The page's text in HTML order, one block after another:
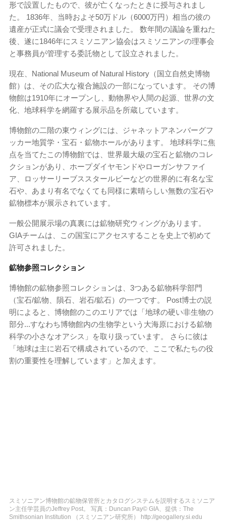
形で設置したもので、彼が亡くなったときに授与されまし
た。 1836年、当時およそ50万ドル（6000万円）相当の彼の
遺産が正式に議会で受理されました。 数年間の議論を重ねた
後、遂に1846年にスミソニアン協会はスミソニアンの理事会
と事務員が管理する委託物として設立されました。
現在、National Museum of Natural History（国立自然史博物
館）は、その広大な複合施設の一部になっています。 その博
物館は1910年にオープンし、動物界や人間の起源、世界の文
化、地球科学を網羅する展示品を所蔵しています。
博物館の二階の東ウィングには、ジャネットアネンバーグフ
ッカー地質学・宝石・鉱物ホールがあります。 地球科学に焦
点を当てたこの博物館では、世界最大級の宝石と鉱物のコレ
クションがあり、ホープダイヤモンドやローガンサファイ
ア、ロッサーリーブススタールビーなどの世界的に有名な宝
石や、あまり有名でなくても同様に素晴らしい無数の宝石や
鉱物標本が展示されています。
一般公開展示場の真裏には鉱物研究ウィングがあります。
GIAチームは、この国宝にアクセスすることを史上で初めて
許可されました。
鉱物参照コレクション
博物館の鉱物参照コレクションは、3つある鉱物科学部門
（宝石/鉱物、隕石、岩石/鉱石）の一つです。 Post博士の説
明によると、博物館のこのエリアでは「地球の硬い非生物の
部分...すなわち博物館内の生物学という大海原における鉱物
科学の小さなオアシス」を取り扱っています。 さらに彼は
「地球は主に岩石で構成されているので、ここで私たちの役
割の重要性を理解しています」と加えます。
スミソニアン博物館の鉱物保管所とカタログシステムを説明するスミソニア
ン主任学芸員のJeffrey Post。 写真：Duncan Pay© GIA、提供：The
Smithsonian Institution （スミソニアン研究所） http://geogallery.si.edu